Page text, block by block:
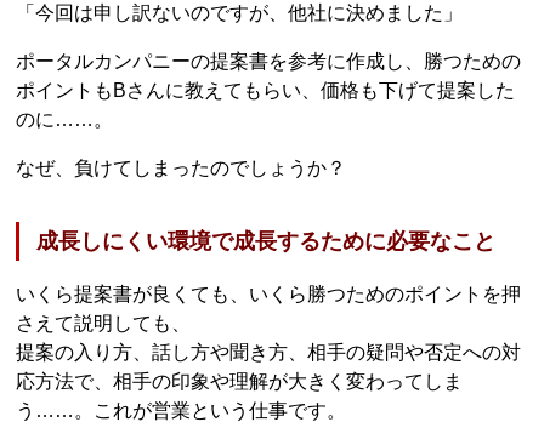
「今回は申し訳ないのですが、他社に決めました」
ポータルカンパニーの提案書を参考に作成し、勝つための
ポイントもBさんに教えてもらい、価格も下げて提案した
のに……。
なぜ、負けてしまったのでしょうか？
成長しにくい環境で成長するために必要なこと
いくら提案書が良くても、いくら勝つためのポイントを押
さえて説明しても、
提案の入り方、話し方や聞き方、相手の疑問や否定への対
応方法で、相手の印象や理解が大きく変わってしま
う……。これが営業という仕事です。